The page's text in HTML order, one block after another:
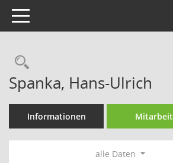
Toggle navigation
Rechercheauswahl
Spanka, Hans-Ulrich
Informationen Mitarbeit
alle Daten